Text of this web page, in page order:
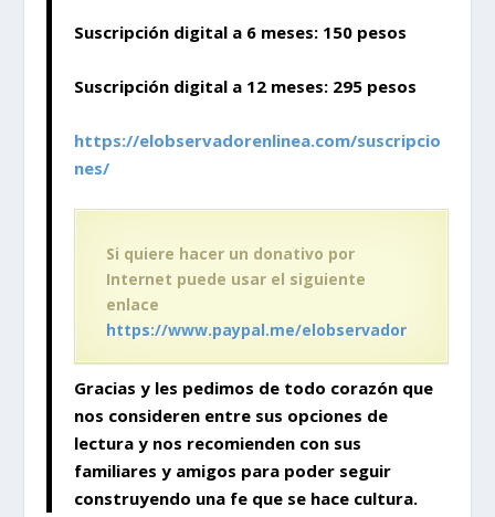
Suscripción digital a 6 meses: 150 pesos
Suscripción digital a 12 meses: 295 pesos
https://elobservadorenlinea.com/suscripcio
nes/
Si quiere hacer un donativo por
Internet puede usar el siguiente
enlace
https://www.paypal.me/elobservador
Gracias y les pedimos de todo corazón que
nos consideren entre sus opciones de
lectura y nos recomienden con sus
familiares y amigos para poder seguir
construyendo una fe que se hace cultura.